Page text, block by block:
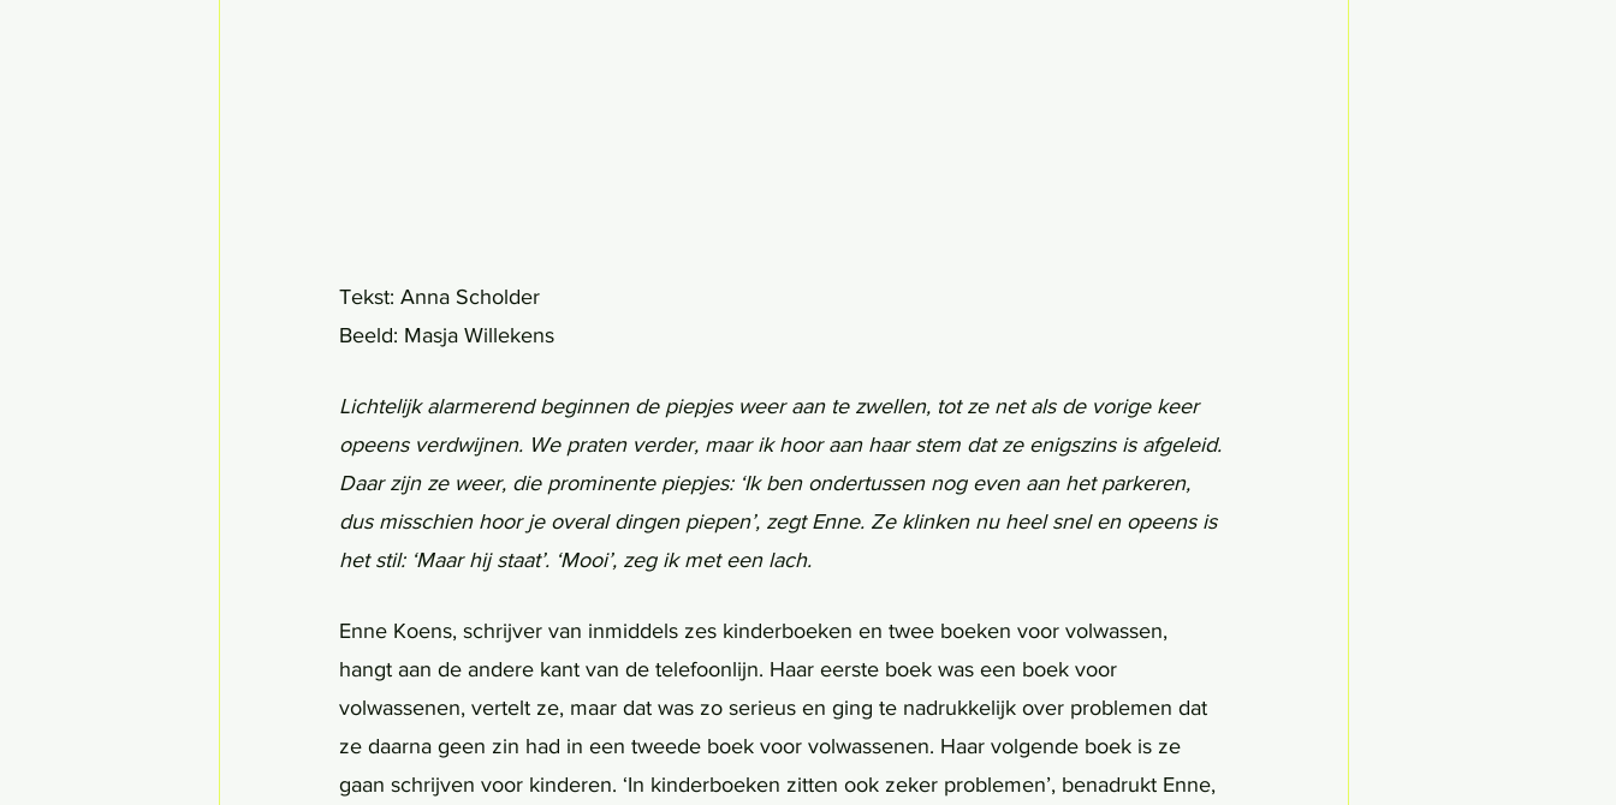
Tekst: Anna Scholder
Beeld: Masja Willekens
Lichtelijk alarmerend beginnen de piepjes weer aan te zwellen, tot ze net als de vorige keer
opeens verdwijnen. We praten verder, maar ik hoor aan haar stem dat ze enigszins is afgeleid.
Daar zijn ze weer, die prominente piepjes: ‘Ik ben ondertussen nog even aan het parkeren,
dus misschien hoor je overal dingen piepen’, zegt Enne. Ze klinken nu heel snel en opeens is
het stil: ‘Maar hij staat’. ‘Mooi’, zeg ik met een lach.
Enne Koens, schrijver van inmiddels zes kinderboeken en twee boeken voor volwassen,
hangt aan de andere kant van de telefoonlijn. Haar eerste boek was een boek voor
volwassenen, vertelt ze, maar dat was zo serieus en ging te nadrukkelijk over problemen dat
ze daarna geen zin had in een tweede boek voor volwassenen. Haar volgende boek is ze
gaan schrijven voor kinderen. ‘In kinderboeken zitten ook zeker problemen’, benadrukt Enne,